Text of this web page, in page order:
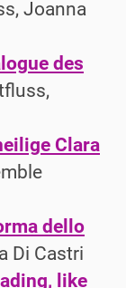
Joanna
des
Clara
dello
Di Castri
like